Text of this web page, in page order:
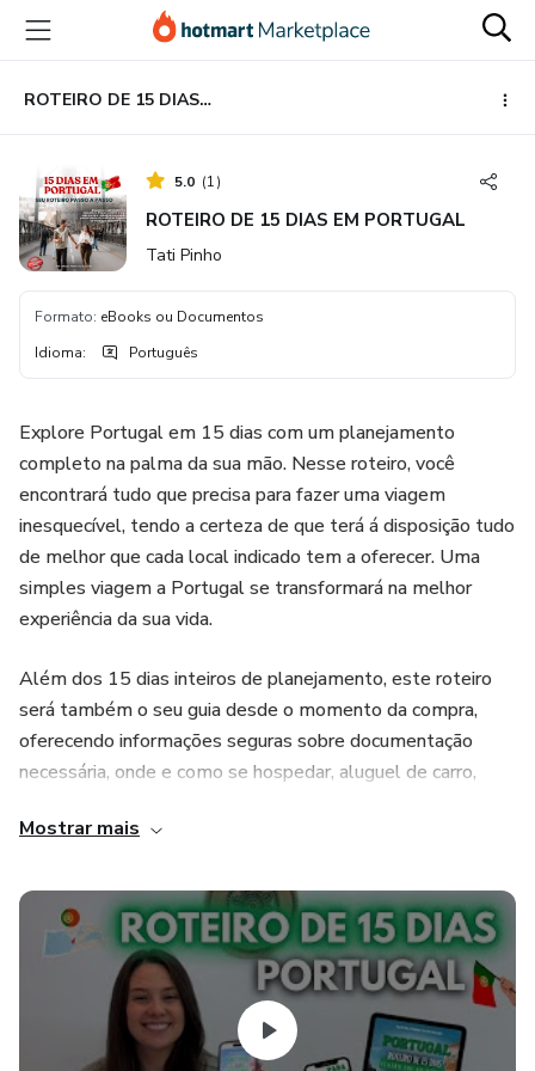
para
conteúdo
principal
para
pagamento
para
rodapé
ROTEIRO DE 15 DIAS EM PORTUGAL
5.0 (1)
ROTEIRO DE 15 DIAS EM PORTUGAL
Tati Pinho
Formato: eBooks ou Documentos
Idioma: Português
Explore Portugal em 15 dias com um planejamento
completo na palma da sua mão. Nesse roteiro, você
encontrará tudo que precisa para fazer uma viagem
inesquecível, tendo a certeza de que terá á disposição tudo
de melhor que cada local indicado tem a oferecer. Uma
simples viagem a Portugal se transformará na melhor
experiência da sua vida.
Além dos 15 dias inteiros de planejamento, este roteiro
será também o seu guia desde o momento da compra,
oferecendo informações seguras sobre documentação
necessária, onde e como se hospedar, aluguel de carro,
dinheiro, média de gastos, gastronomia e muito mais.
O Roteiro de 15 dias é um planejamento já pronto que
inclui 20 cidades/vilas no seu itinerário, passando por:
Lisboa, Sintra, Évora, Óbidos, Aveiro, Porto, Guimarães,
Amarante, Ponte de Lima, Valença do Minho, Braga, Viana
do Castelo, região do Douro, Coimbra, Fátima, Nazaré e
Cascais. Uma viagem de norte ao centro-sul do país,
Mostrar mais